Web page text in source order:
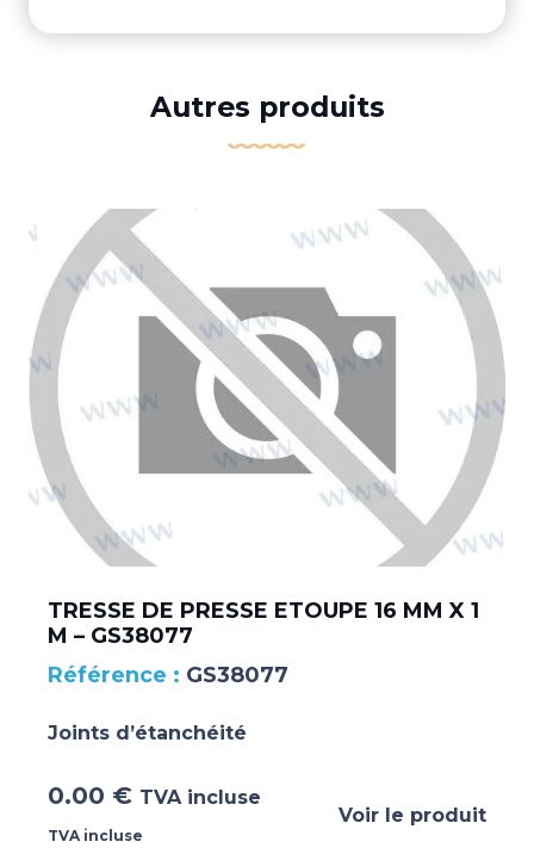
Autres produits
TRESSE DE PRESSE ETOUPE 16 MM X 1
M – GS38077
GS38077
Joints d’étanchéité
0.00 € TVA incluse
TVA incluse
Voir le produit